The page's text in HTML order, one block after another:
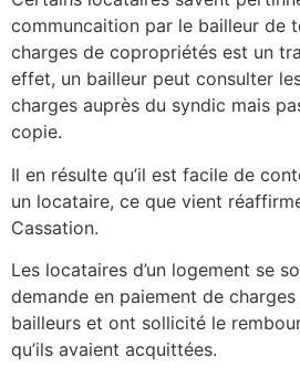
communcaition par le bailleur de
charges de copropriétés est un
effet, un bailleur peut consulter
charges auprès du syndic mais
copie.
Il en résulte qu’il est facile de
un locataire, ce que vient
Cassation.
Les locataires d’un logement se
demande en paiement de
bailleurs et ont sollicité le
qu’ils avaient acquittées.